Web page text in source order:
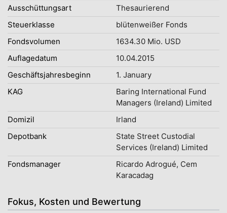
Ausschüttungsart
Thesaurierend
Steuerklasse
blütenweißer Fonds
Fondsvolumen
1634.30 Mio. USD
Auflagedatum
10.04.2015
Geschäftsjahresbeginn
1. January
KAG
Baring International Fund
Managers (Ireland) Limited
Domizil
Irland
Depotbank
State Street Custodial
Services (Ireland) Limited
Fondsmanager
Ricardo Adrogué, Cem
Karacadag
Fokus, Kosten und Bewertung